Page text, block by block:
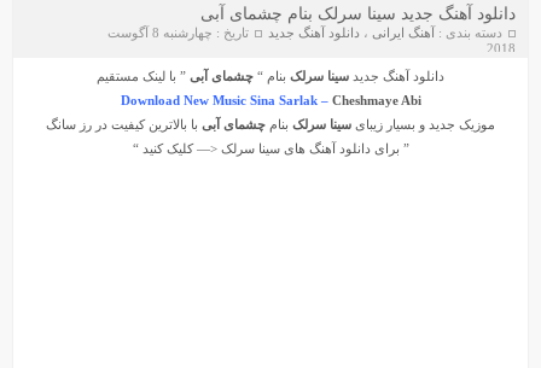
دانلود آهنگ جدید سینا سرلک بنام چشمای آبی
دسته بندی :آهنگ ایرانی ، دانلود آهنگ جدید
تاریخ : چهارشنبه 8 آگوست
2018
دانلود آهنگ جدید سینا سرلک بنام “ چشمای آبی ” با لینک مستقیم
Download New Music Sina Sarlak – Cheshmaye Abi
موزیک جدید و بسیار زیبای سینا سرلک بنام چشمای آبی با بالاترین کیفیت در رز سانگ
” برای دانلود آهنگ هایسینا سرلک <— کلیک کنید “